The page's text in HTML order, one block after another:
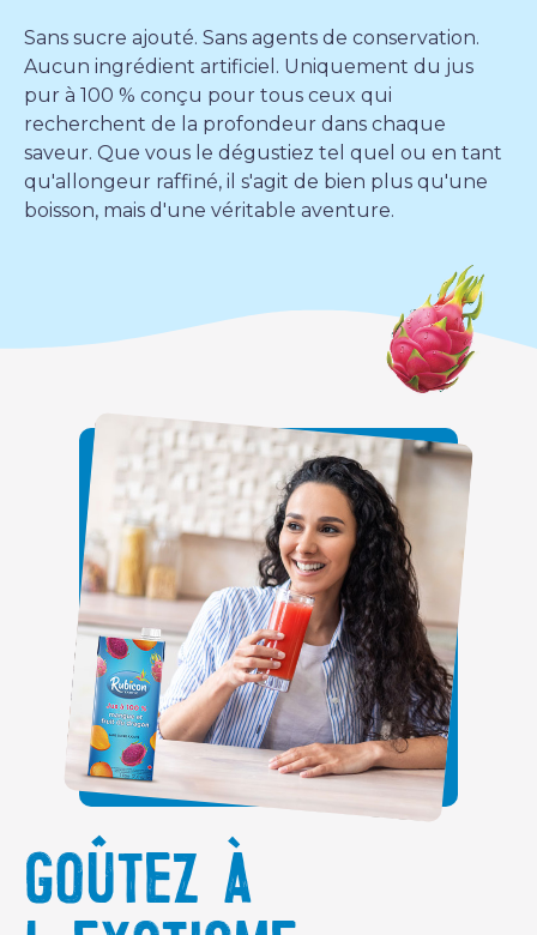
Sans sucre ajouté. Sans agents de conservation.
Aucun ingrédient artificiel. Uniquement du jus
pur à 100 % conçu pour tous ceux qui
recherchent de la profondeur dans chaque
saveur. Que vous le dégustiez tel quel ou en tant
qu'allongeur raffiné, il s'agit de bien plus qu'une
boisson, mais d'une véritable aventure.
GOÛTEZ À